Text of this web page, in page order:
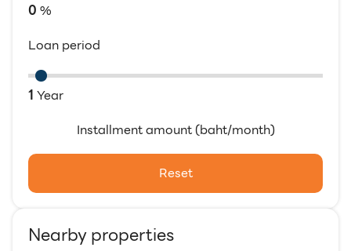
0 %
Loan period
1 Year
Installment amount (baht/month)
Reset
Nearby properties